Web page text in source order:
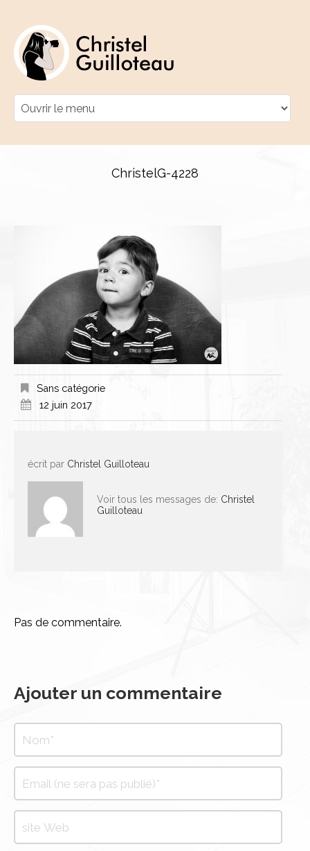
ChristelG-4228
Sans catégorie
12 juin 2017
écrit par Christel Guilloteau
Voir tous les messages de: Christel
Guilloteau
Pas de commentaire.
Ajouter un commentaire